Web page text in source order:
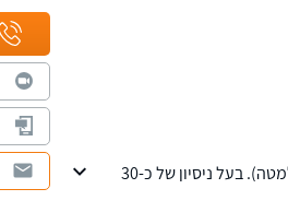
תובע משטרתי לשעבר. מאות המלצות חיוביות (ראו למטה). בעל ניסיון של כ-30